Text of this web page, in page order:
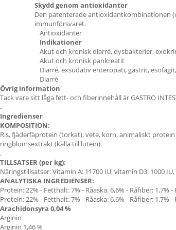
Skydd genom antioxidanter
Den patenterade antioxidantkombinationen
immunförsvaret.
Antioxidanter
Indikationer
Akut och kronisk diarré, dysbakterier,
Akut och kronisk pankreatit
Diarré, exsudativ enteropati, gastrit,
Diarré
Övrig information
Tack vare sitt låga fett- och fiberinnehåll är GASTRO
.
Ingredienser
KOMPOSITION:
Ris, fjäderfäprotein (torkat), vete, korn, animaliskt
ringblomsextrakt (källa till lutein).
.
TILLSATSER (per kg):
Näringstillsatser: Vitamin A: 11700 IU, vitamin D3: 1000
ANALYTISKA INGREDIENSER:
Protein: 22% - Fetthalt: 7% - Råaska: 6,6% - Råfiber:
Protein: 22% - Fetthalt: 7% - Råaska: 6,6% - Råfiber: 1,7%
Arachidonsyra 0,04 %
Arginin
Arginin 1,46 %